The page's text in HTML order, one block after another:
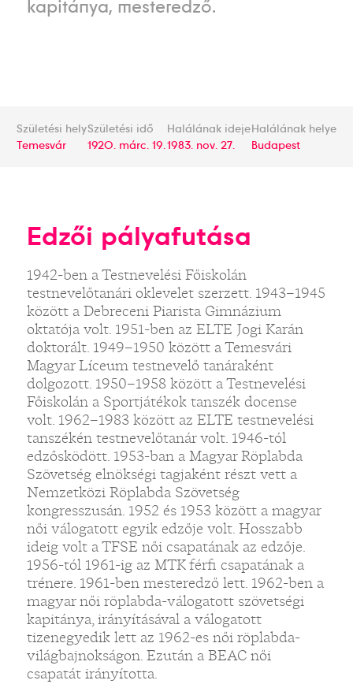
kapitánya, mesteredző.
Születési hely
Temesvár
Születési idő
1920. márc. 19.
Halálának ideje
1983. nov. 27.
Halálának helye
Budapest
Edzői pályafutása
1942-ben a Testnevelési Főiskolán
testnevelőtanári oklevelet szerzett. 1943–1945
között a Debreceni Piarista Gimnázium
oktatója volt. 1951-ben az ELTE Jogi Karán
doktorált. 1949–1950 között a Temesvári
Magyar Líceum testnevelő tanáraként
dolgozott. 1950–1958 között a Testnevelési
Főiskolán a Sportjátékok tanszék docense
volt. 1962–1983 között az ELTE testnevelési
tanszékén testnevelőtanár volt. 1946-tól
edzősködött. 1953-ban a Magyar Röplabda
Szövetség elnökségi tagjaként részt vett a
Nemzetközi Röplabda Szövetség
kongresszusán. 1952 és 1953 között a magyar
női válogatott egyik edzője volt. Hosszabb
ideig volt a TFSE női csapatának az edzője.
1956-tól 1961-ig az MTK férfi csapatának a
trénere. 1961-ben mesteredző lett. 1962-ben a
magyar női röplabda-válogatott szövetségi
kapitánya, irányításával a válogatott
tizenegyedik lett az 1962-es női röplabda-
világbajnokságon. Ezután a BEAC női
csapatát irányította.